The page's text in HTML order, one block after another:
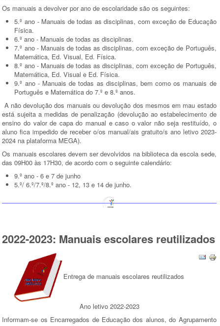
Os manuais a devolver por ano de escolaridade são os seguintes:
5.º ano - Manuais de todas as disciplinas, com exceção de Educação
Física.
6.º ano - Manuais de todas as disciplinas.
7.º ano - Manuais de todas as disciplinas, com exceção de Português,
Matemática, Ed. Visual, Ed. Física.
8.º ano - Manuais de todas as disciplinas, com exceção de Português,
Matemática, Ed. Visual e Ed. Física.
9.º ano - Manuais de todas as disciplinas, bem como os manuais de
Português e Matemática do 7.º e 8.º anos.
A não devolução dos manuais ou devolução dos mesmos em mau estado
está sujeita a medidas de penalização (devolução ao estabelecimento de
ensino do valor de capa do manual e caso o valor não seja restituído, o
aluno fica impedido de receber o/os manual/ais gratuito/s ano letivo 2023-
2024 na plataforma MEGA).
Os manuais escolares devem ser devolvidos na biblioteca da escola sede,
das 09H00 às 17H30, de acordo com o seguinte calendário:
9.º ano - 6 e 7 de junho
5.º/ 6.º/7.º/8.º ano - 12, 13 e 14 de junho.
2022-2023: Manuais escolares reutilizados
Entrega de manuais escolares reutilizados
Ano letivo 2022-2023
Informam-se os Encarregados de Educação dos alunos, do Agrupamento